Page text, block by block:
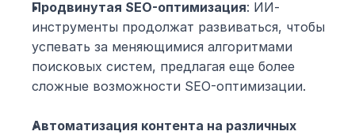
Продвинутая SEO-оптимизация: ИИ-
инструменты продолжат развиваться, чтобы
успевать за меняющимися алгоритмами
поисковых систем, предлагая еще более
сложные возможности SEO-оптимизации.
Автоматизация контента на различных